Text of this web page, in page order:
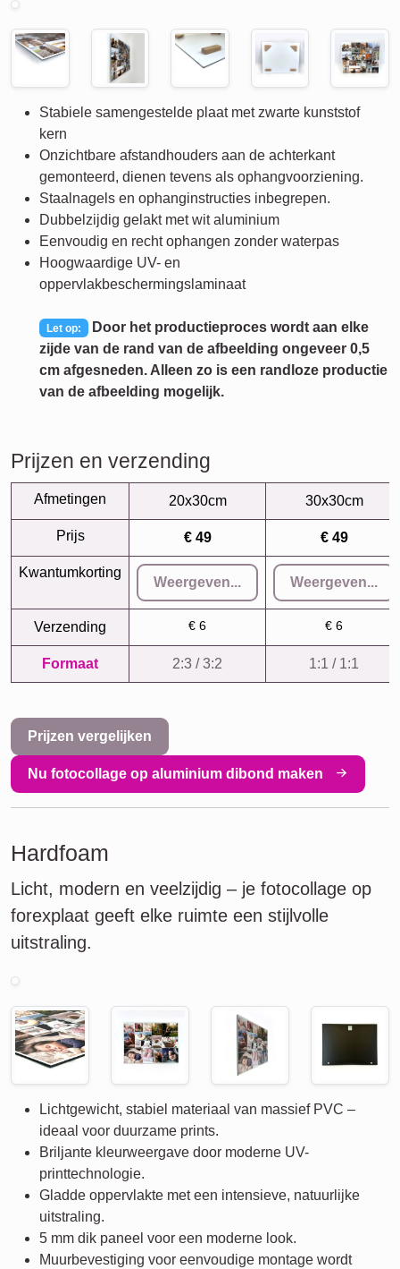
Stabiele samengestelde plaat met zwarte kunststof
kern
Onzichtbare afstandhouders aan de achterkant
gemonteerd, dienen tevens als ophangvoorziening.
Staalnagels en ophanginstructies inbegrepen.
Dubbelzijdig gelakt met wit aluminium
Eenvoudig en recht ophangen zonder waterpas
Hoogwaardige UV- en
oppervlakbeschermingslaminaat
Let op:
Door het productieproces wordt aan elke
zijde van de rand van de afbeelding ongeveer 0,5
cm afgesneden. Alleen zo is een randloze productie
van de afbeelding mogelijk.
Prijzen en verzending
Afmetingen 20x30cm 30x30cm
Prijs € 49 € 49
Kwantumkorting
Weergeven... Weergeven...
Verzending € 6 € 6
Formaat 2:3 / 3:2 1:1 / 1:1
Prijzen vergelijken
Nu fotocollage op aluminium dibond maken
Hardfoam
Licht, modern en veelzijdig – je fotocollage op
forexplaat geeft elke ruimte een stijlvolle
uitstraling.
Lichtgewicht, stabiel materiaal van massief PVC –
ideaal voor duurzame prints.
Briljante kleurweergave door moderne UV-
printtechnologie.
Gladde oppervlakte met een intensieve, natuurlijke
uitstraling.
5 mm dik paneel voor een moderne look.
Muurbevestiging voor eenvoudige montage wordt